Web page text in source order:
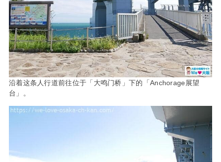
沿着这条人行道前往位于「大鸣门桥」下的「Anchorage展望
台」。